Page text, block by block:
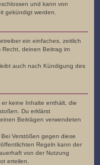
und kann von
gekündigt werden.
ein einfaches, zeitlich
deinen Beitrag im
auch nach Kündigung des
keine Inhalte enthält, die
Du erklärst
Beiträgen verwendeten
Verstößen gegen diese
Regeln kann der
von der Nutzung
erteilen.